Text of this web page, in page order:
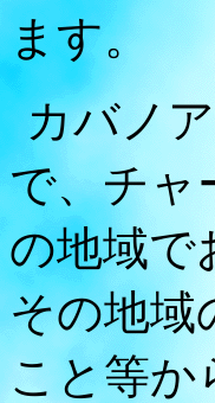
ます。
カバノ
で、チャ
の地域で
その地域
こと等か